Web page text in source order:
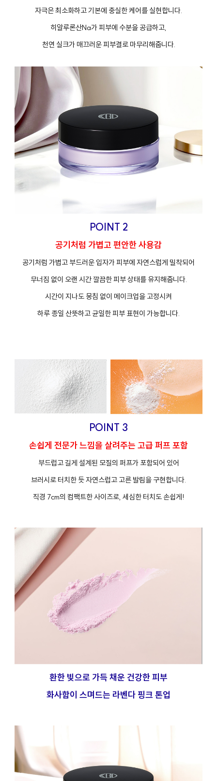
클렌징
자극은 최소화하고 기본에 충실한 케어를 실현합니다.
히알루론산Na가 피부에 수분을 공급하고,
천연 실크가 매끄러운 피부결로 마무리해줍니다.
POINT 2
공기처럼 가볍고 편안한 사용감
공기처럼 가볍고 부드러운 입자가 피부에 자연스럽게 밀착되어
무너짐 없이 오랜 시간 깔끔한 피부 상태를 유지해줍니다.
시간이 지나도 뭉침 없이 메이크업을 고정시켜
하루 종일 산뜻하고 균일한 피부 표현이 가능합니다.
POINT 3
손쉽게 전문가 느낌을 살려주는 고급 퍼프 포함
부드럽고 길게 설계된 모질의 퍼프가 포함되어 있어
브러시로 터치한 듯 자연스럽고 고른 발림을 구현합니다.
직경 7cm의 컴팩트한 사이즈로, 세심한 터치도 손쉽게!
환한 빛으로 가득 채운 건강한 피부
화사함이 스며드는 라벤다 핑크 톤업